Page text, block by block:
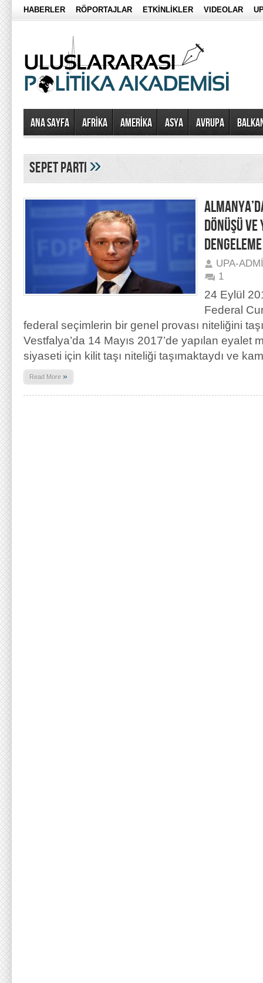
HABERLER RÖPORTAJLAR ETKİNLİKLER VIDEOLAR
Ana Sayfa AFRİKA AMERİKA ASYA AVRUPA
sepet parti»
DÖNÜŞÜ
UPA-
1
24 Eylül
Federal
federal seçimlerin bir genel provası niteliğini
Vestfalya’da 14 Mayıs 2017’de yapılan eyalet
siyaseti için kilit taşı niteliği taşımaktaydı ve
Read More »